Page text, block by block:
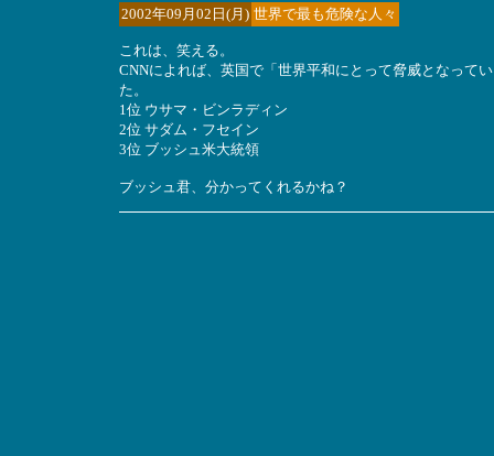
2002年09月02日(月) 世界で最も危険な人々
これは、笑える。
CNNによれば、英国で「世界平和にとって脅威となって
た。
1位 ウサマ・ビンラディン
2位 サダム・フセイン
3位 ブッシュ米大統領
ブッシュ君、分かってくれるかね？